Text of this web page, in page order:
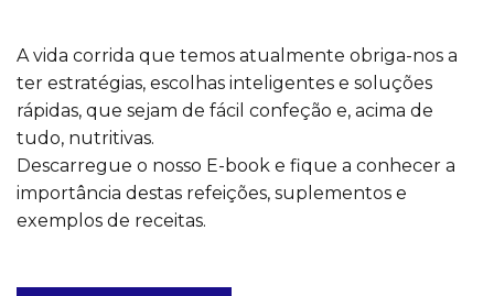
A vida corrida que temos atualmente obriga-nos a
ter estratégias, escolhas inteligentes e soluções
rápidas, que sejam de fácil confeção e, acima de
tudo, nutritivas.
Descarregue o nosso E-book e fique a conhecer a
importância destas refeições, suplementos e
exemplos de receitas.